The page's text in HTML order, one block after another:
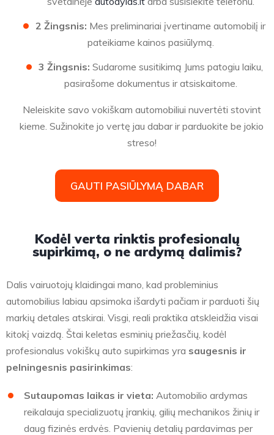
2 Žingsnis: Mes preliminariai įvertiname automobilį ir
pateikiame kainos pasiūlymą.
3 Žingsnis: Sudarome susitikimą Jums patogiu laiku,
pasirašome dokumentus ir atsiskaitome.
Neleiskite savo vokiškam automobiliui nuvertėti stovint
kieme. Sužinokite jo vertę jau dabar ir parduokite be jokio
streso!
GAUTI PASIŪLYMĄ DABAR
Kodėl verta rinktis profesionalų
supirkimą, o ne ardymą dalimis?
Dalis vairuotojų klaidingai mano, kad probleminius
automobilius labiau apsimoka išardyti pačiam ir parduoti šių
markių detales atskirai. Visgi, reali praktika atskleidžia visai
kitokį vaizdą. Štai keletas esminių priežasčių, kodėl
profesionalus vokiškų auto supirkimas yra saugesnis ir
pelningesnis pasirinkimas:
Sutaupomas laikas ir vieta: Automobilio ardymas
reikalauja specializuotų įrankių, gilių mechanikos žinių ir
daug fizinės erdvės. Pavienių detalių pardavimas per